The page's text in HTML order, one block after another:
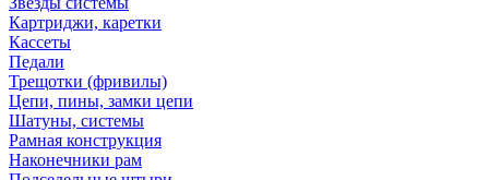
Картриджи, каретки
Кассеты
Педали
Трещотки (фривилы)
Цепи, пины, замки цепи
Шатуны, системы
Рамная конструкция
Наконечники рам